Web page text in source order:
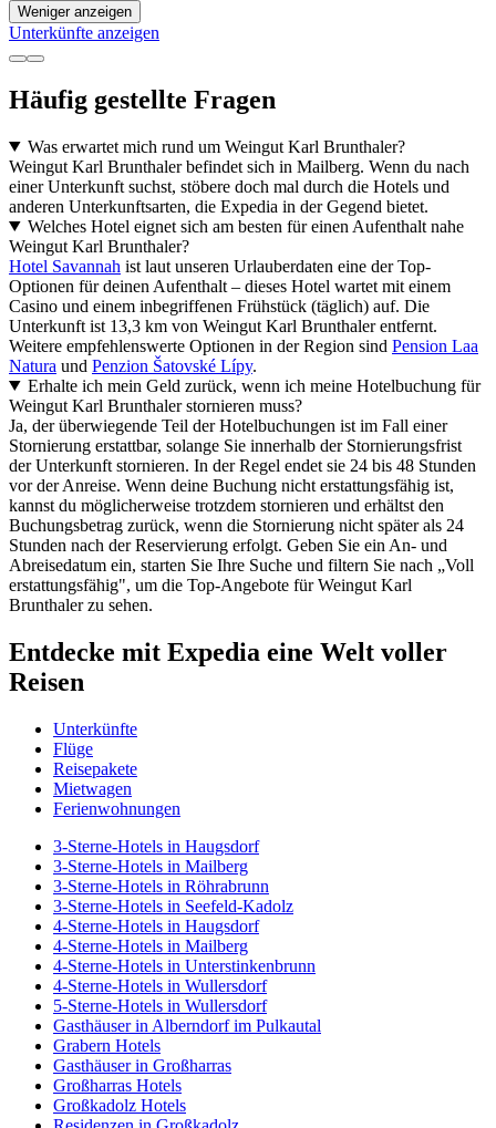
Weniger anzeigen
Unterkünfte anzeigen
Häufig gestellte Fragen
Was erwartet mich rund um Weingut Karl Brunthaler?
Weingut Karl Brunthaler befindet sich in Mailberg. Wenn du nach
einer Unterkunft suchst, stöbere doch mal durch die Hotels und
anderen Unterkunftsarten, die Expedia in der Gegend bietet.
Welches Hotel eignet sich am besten für einen Aufenthalt nahe
Weingut Karl Brunthaler?
Hotel Savannah ist laut unseren Urlauberdaten eine der Top-
Optionen für deinen Aufenthalt – dieses Hotel wartet mit einem
Casino und einem inbegriffenen Frühstück (täglich) auf. Die
Unterkunft ist 13,3 km von Weingut Karl Brunthaler entfernt.
Weitere empfehlenswerte Optionen in der Region sind Pension Laa
Natura und Penzion Šatovské Lípy.
Erhalte ich mein Geld zurück, wenn ich meine Hotelbuchung für
Weingut Karl Brunthaler stornieren muss?
Ja, der überwiegende Teil der Hotelbuchungen ist im Fall einer
Stornierung erstattbar, solange Sie innerhalb der Stornierungsfrist
der Unterkunft stornieren. In der Regel endet sie 24 bis 48 Stunden
vor der Anreise. Wenn deine Buchung nicht erstattungsfähig ist,
kannst du möglicherweise trotzdem stornieren und erhältst den
Buchungsbetrag zurück, wenn die Stornierung nicht später als 24
Stunden nach der Reservierung erfolgt. Geben Sie ein An- und
Abreisedatum ein, starten Sie Ihre Suche und filtern Sie nach „Voll
erstattungsfähig", um die Top-Angebote für Weingut Karl
Brunthaler zu sehen.
Entdecke mit Expedia eine Welt voller
Reisen
Unterkünfte
Flüge
Reisepakete
Mietwagen
Ferienwohnungen
3-Sterne-Hotels in Haugsdorf
3-Sterne-Hotels in Mailberg
3-Sterne-Hotels in Röhrabrunn
3-Sterne-Hotels in Seefeld-Kadolz
4-Sterne-Hotels in Haugsdorf
4-Sterne-Hotels in Mailberg
4-Sterne-Hotels in Unterstinkenbrunn
4-Sterne-Hotels in Wullersdorf
5-Sterne-Hotels in Wullersdorf
Gasthäuser in Alberndorf im Pulkautal
Grabern Hotels
Gasthäuser in Großharras
Großharras Hotels
Großkadolz Hotels